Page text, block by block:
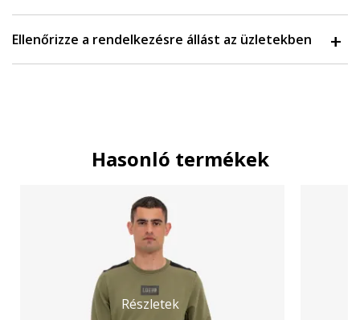
Ellenőrizze a rendelkezésre állást az üzletekben
Hasonló termékek
Részletek